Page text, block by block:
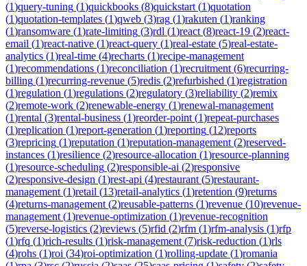
(1)query-tuning (1)quickbooks (8)quickstart (1)quotation
(1)quotation-templates (1)qweb (3)rag (1)rakuten (1)ranking
(1)ransomware (1)rate-limiting (3)rdl (1)react (8)react-19 (2)react-
email (1)react-native (1)react-query (1)real-estate (5)real-estate-
analytics (1)real-time (4)recharts (1)recipe-management
(1)recommendations (1)reconciliation (1)recruitment (6)recurring-
billing (1)recurring-revenue (5)redis (2)refurbished (1)registration
(1)regulation (1)regulations (2)regulatory (3)reliability (2)remix
(2)remote-work (2)renewable-energy (1)renewal-management
(1)rental (3)rental-business (1)reorder-point (1)repeat-purchases
(1)replication (1)report-generation (1)reporting (12)reports
(3)repricing (1)reputation (1)reputation-management (2)reserved-
instances (1)resilience (2)resource-allocation (1)resource-planning
(1)resource-scheduling (2)responsible-ai (2)responsive
(2)responsive-design (1)rest-api (4)restaurant (5)restaurant-
management (1)retail (13)retail-analytics (1)retention (9)returns
(4)returns-management (2)reusable-patterns (1)revenue (10)revenue-
management (1)revenue-optimization (1)revenue-recognition
(5)reverse-logistics (2)reviews (5)rfid (2)rfm (1)rfm-analysis (1)rfp
(1)rfq (1)rich-results (1)risk-management (7)risk-reduction (1)rls
(4)rohs (1)roi (34)roi-optimization (1)rolling-update (1)romania